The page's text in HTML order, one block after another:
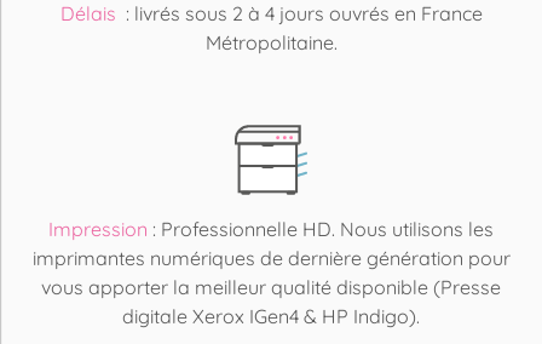
Délais : livrés sous 2 à 4 jours ouvrés en France
Métropolitaine.
Impression : Professionnelle HD. Nous utilisons les
imprimantes numériques de dernière génération pour
vous apporter la meilleur qualité disponible (Presse
digitale Xerox IGen4 & HP Indigo).